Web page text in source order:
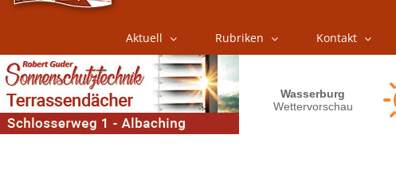
Aktuell Rubriken Kontakt